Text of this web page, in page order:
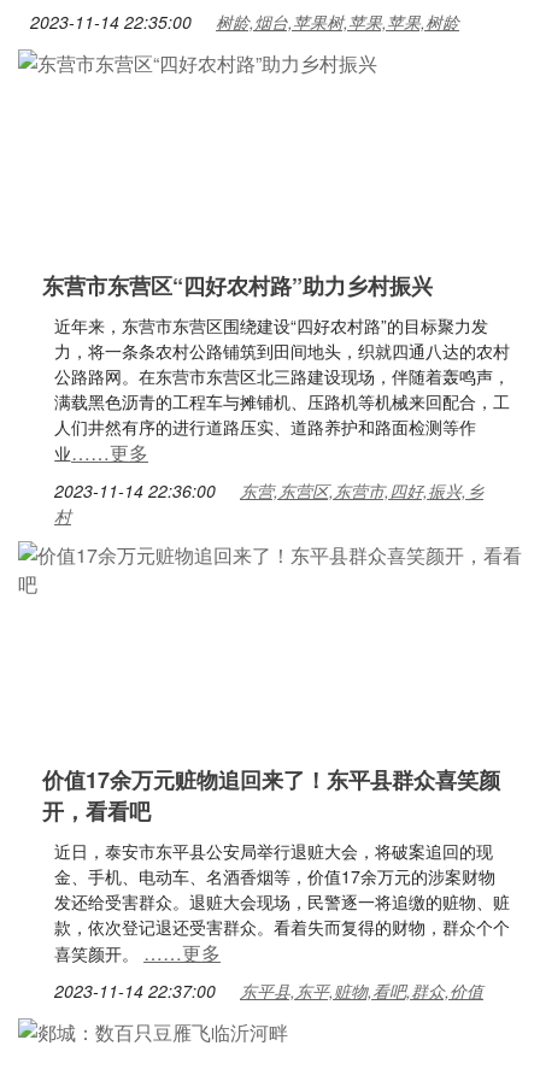
2023-11-14 22:35:00 树龄,烟台,苹果树,苹果,苹果,树龄
东营市东营区“四好农村路”助力乡村振兴
近年来，东营市东营区围绕建设“四好农村路”的目标聚力发
力，将一条条农村公路铺筑到田间地头，织就四通八达的农村
公路路网。在东营市东营区北三路建设现场，伴随着轰鸣声，
满载黑色沥青的工程车与摊铺机、压路机等机械来回配合，工
人们井然有序的进行道路压实、道路养护和路面检测等作
业……更多
2023-11-14 22:36:00
东营,东营区,东营市,四好,振兴,乡
村
价值17余万元赃物追回来了！东平县群众喜笑颜
开，看看吧
近日，泰安市东平县公安局举行退赃大会，将破案追回的现
金、手机、电动车、名酒香烟等，价值17余万元的涉案财物
发还给受害群众。退赃大会现场，民警逐一将追缴的赃物、赃
款，依次登记退还受害群众。看着失而复得的财物，群众个个
喜笑颜开。 ……更多
2023-11-14 22:37:00 东平县,东平,赃物,看吧,群众,价值